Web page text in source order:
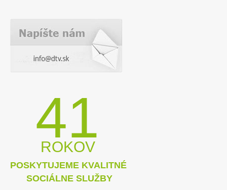
41
ROKOV
POSKYTUJEME KVALITNÉ
SOCIÁLNE SLUŽBY